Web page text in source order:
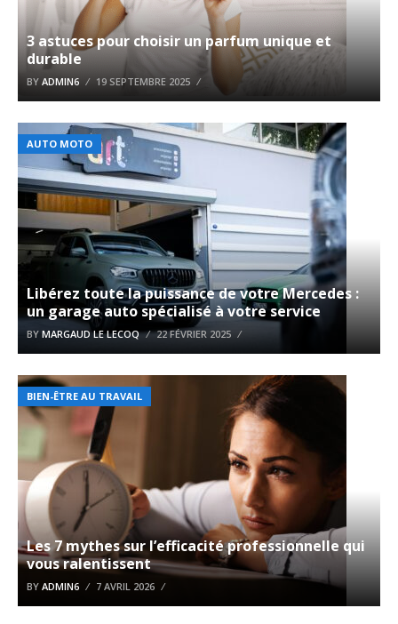
3 astuces pour choisir un parfum unique et
durable
BY ADMIN6 19 SEPTEMBRE 2025
AUTO MOTO
Libérez toute la puissance de votre Mercedes :
un garage auto spécialisé à votre service
BY MARGAUD LE LECOQ 22 FÉVRIER 2025
BIEN-ÊTRE AU TRAVAIL
Les 7 mythes sur l’efficacité professionnelle qui
vous ralentissent
BY ADMIN6 7 AVRIL 2026